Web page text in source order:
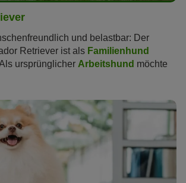
und belastbar: Der
Retriever ist als Familienhund
ursprünglicher Arbeitshund möchte